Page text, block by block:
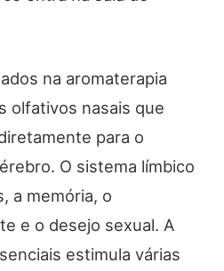
​​na aromaterapia
olfativos nasais que
para o
O sistema límbico
a memória, o
e o desejo sexual. A
estimula várias